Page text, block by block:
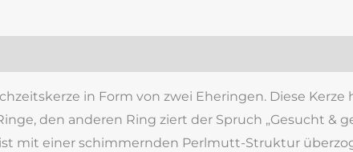
in Form von zwei Eheringen. Diese
den anderen Ring ziert der Spruch „Gesucht &
mit einer schimmernden Perlmutt-Struktur